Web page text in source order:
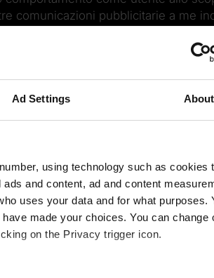
Ad Settings About
using technology such as cookies
and content, ad and content
uses your data and for what purposes.
made your choices. You can change
on the Privacy trigger icon.
comunicazioni pubblicitarie a me
link contenuti nelle e-mail e invio di
senza obbligo di fornire
di recesso. Alla presa in carico
l’invio della newsletter.